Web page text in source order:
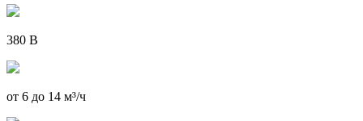
380 В
от 6 до 14 м³/ч